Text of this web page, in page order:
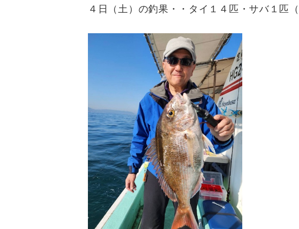
４日（土）の釣果・・タイ１４匹・サバ１匹